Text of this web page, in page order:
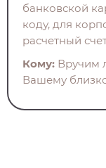
банковской
коду, для
расчетный
Кому: Вручим
Вашему